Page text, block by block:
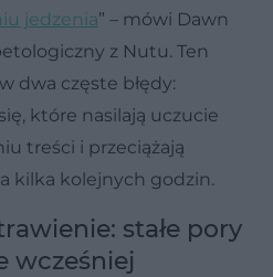
jedzenia” – mówi Dawn
z Nutu. Ten
dwa częste błędy:
które nasilają uczucie
treści i przeciążają
kilka kolejnych godzin.
stałe pory
wcześniej